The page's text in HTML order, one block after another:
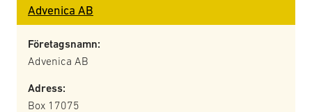
Advenica AB
Företagsnamn:
Advenica AB
Adress:
Box 17075